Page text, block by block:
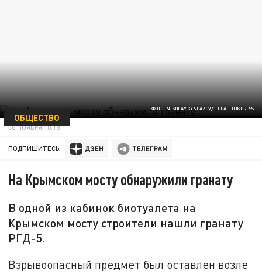
ФОТО: NIKOLAY GYNGAZOV/GLOBALLOOKPRESS
ОБЩЕСТВО
08 НОЯБРЯ 18:18
ПОДПИШИТЕСЬ:
На Крымском мосту обнаружили гранату
В одной из кабинок биотуалета на
Крымском мосту строители нашли гранату
РГД-5.
Взрывоопасный предмет был оставлен возле